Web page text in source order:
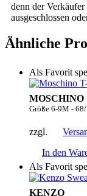
denn der
ausgeschlossen
Ähnliche
Als Favorit
MOSCHINO
Größe 6-9M -
zzgl.
In den
Als Favorit
KENZO